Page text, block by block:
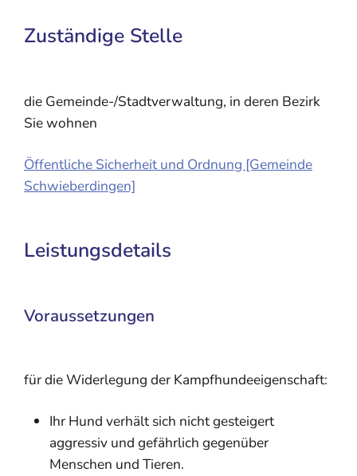
Zuständige Stelle
die Gemeinde-/Stadtverwaltung, in deren Bezirk
Sie wohnen
Öffentliche Sicherheit und Ordnung [Gemeinde
Schwieberdingen]
Leistungsdetails
Voraussetzungen
für die Widerlegung der Kampfhundeeigenschaft:
Ihr Hund verhält sich nicht gesteigert
aggressiv und gefährlich gegenüber
Menschen und Tieren.